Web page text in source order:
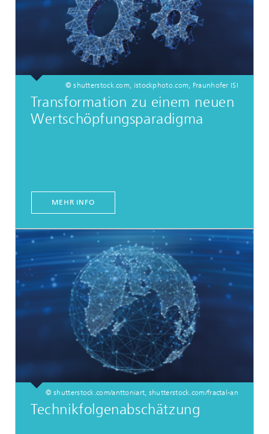
© shutterstock.com, istockphoto.com, Fraunhofer ISI
Transformation zu einem neuen
Wertschöpfungsparadigma
MEHR INFO
© shutterstock.com/anttoniart, shutterstock.com/fractal-an
Technikfolgenabschätzung